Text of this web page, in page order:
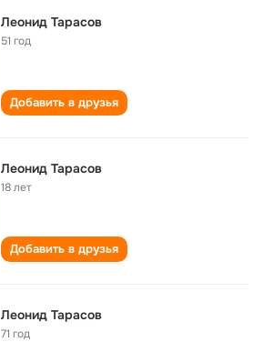
Леонид Тарасов
51 год
Добавить в друзья
Леонид Тарасов
18 лет
Добавить в друзья
Леонид Тарасов
71 год